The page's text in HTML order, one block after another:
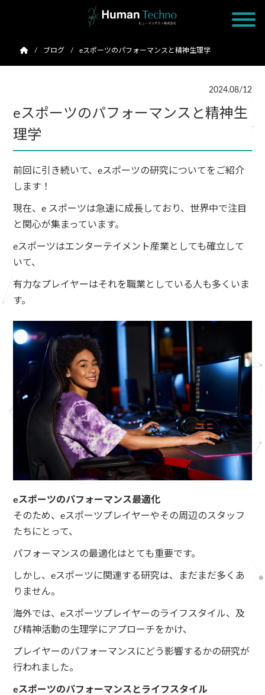
ブログ eスポーツのパフォーマンスと精神生理学
2024.08/12
eスポーツのパフォーマンスと精神生
理学
前回 に引き続いて、eスポーツの研究についてをご紹介
します！
現在、e スポーツは急速に成長しており、世界中で注目
と関心が集まっています。
eスポーツはエンターテイメント産業としても確立して
いて、
有力なプレイヤーはそれを職業としている人も多くいま
す。
eスポーツのパフォーマンス最適化
そのため、eスポーツプレイヤーやその周辺のスタッフ
たちにとって、
パフォーマンスの最適化はとても重要です。
しかし、eスポーツに関連する研究は、まだまだ多くあ
りません。
海外では、eスポーツプレイヤーのライフスタイル、及
び精神活動の生理学にアプローチをかけ、
プレイヤーのパフォーマンスにどう影響するかの研究が
行われました。
eスポーツのパフォーマンスとライフスタイル